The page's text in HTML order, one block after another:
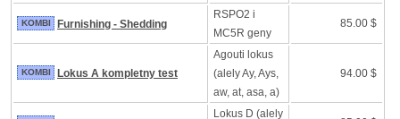
KOMBI Furnishing - Shedding
RSPO2 i
MC5R geny
85.00 $
KOMBI Lokus A kompletny test
Agouti lokus
(alely Ay, Ays,
aw, at, asa, a)
94.00 $
Lokus D (alely